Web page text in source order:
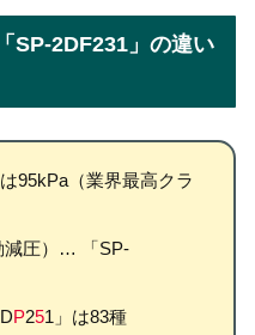
SP-2DF231」の違い
95kPa（業界最高クラ
減圧）… 「SP-
P251」は83種